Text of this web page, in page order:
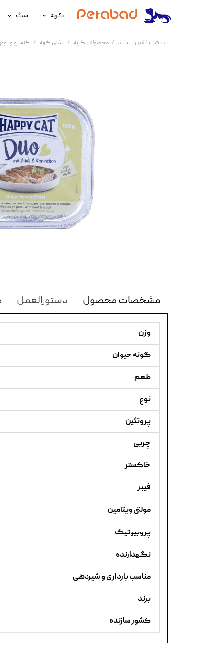
گربه
غذای گربه
آرایشی و بهداشتی گربه
سگ
آرایشی و
پت شاپ آنلاین پت آباد محصولات گربه غذای گربه کنسرو و
مشخصات محصول دستورالعمل
وزن
گونه حیوان
طعم
نوع
پروتئین
چربی
خاکستر
فیبر
مولتی ویتامین
پروبیوتیک
نگهدارنده
مناسب بارداری و شیردهی
برند
کشور سازنده